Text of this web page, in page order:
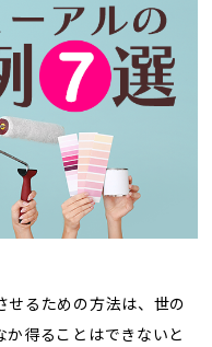
集
せるための方法は、世の
得ることはできないと